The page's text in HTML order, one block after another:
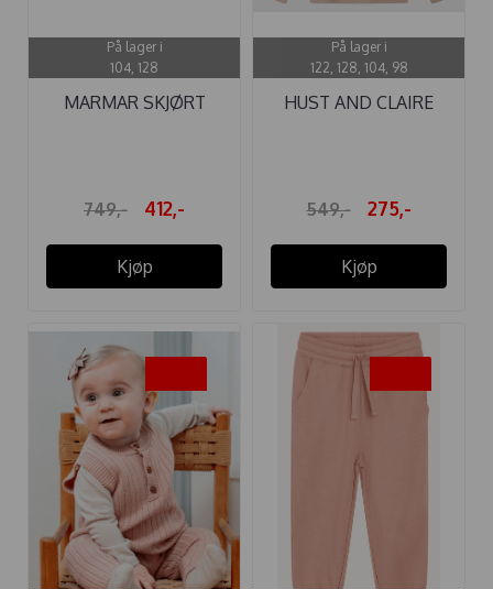
På lager i
104, 128
MARMAR SKJØRT
749,- 412,-
Kjøp
På lager i
122, 128, 104, 98
HUST AND CLAIRE
549,- 275,-
Kjøp